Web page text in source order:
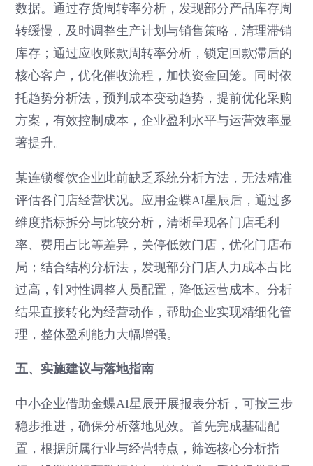
数据。通过存货周转率分析，发现部分产品库存周
转缓慢，及时调整生产计划与销售策略，清理滞销
库存；通过应收账款周转率分析，锁定回款滞后的
核心客户，优化催收流程，加快资金回笼。同时依
托趋势分析法，预判成本变动趋势，提前优化采购
方案，有效控制成本，企业盈利水平与运营效率显
著提升。
某连锁餐饮企业此前缺乏系统分析方法，无法精准
评估各门店经营状况。应用金蝶AI星辰后，通过多
维度指标拆分与比较分析，清晰呈现各门店毛利
率、费用占比等差异，关停低效门店，优化门店布
局；结合结构分析法，发现部分门店人力成本占比
过高，针对性调整人员配置，降低运营成本。分析
结果直接转化为经营动作，帮助企业实现精细化管
理，整体盈利能力大幅增强。
五、实施建议与落地指南
中小企业借助金蝶AI星辰开展报表分析，可按三步
稳步推进，确保分析落地见效。首先完成基础配
置，根据所属行业与经营特点，筛选核心分析指